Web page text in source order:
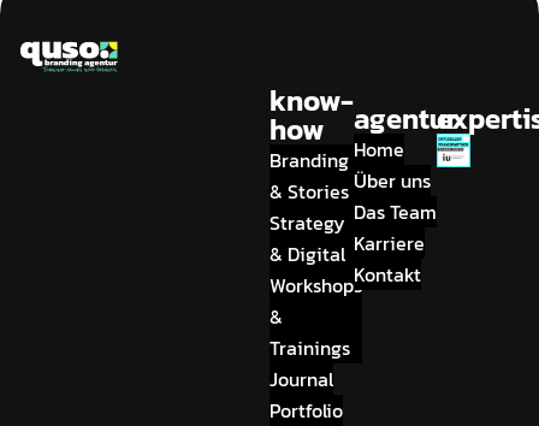
know-
how
Branding
& Stories
Strategy
& Digital
Workshops
&
Trainings
Journal
Portfolio
agentur
Home
Über uns
Das Team
Karriere
Kontakt